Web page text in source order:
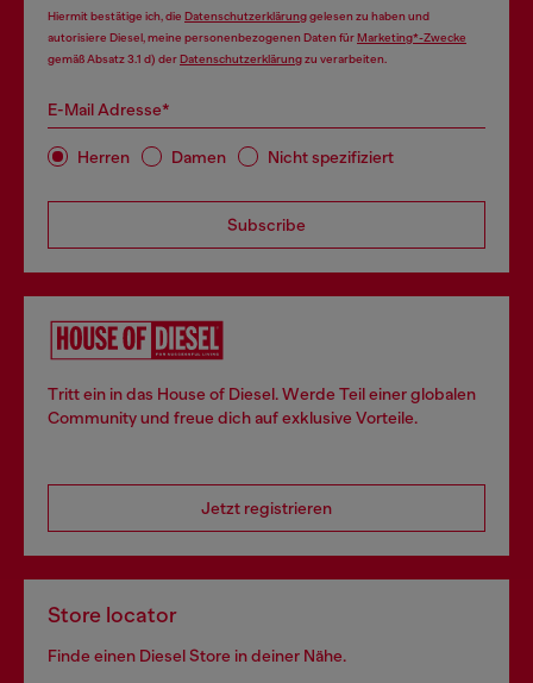
Hiermit bestätige ich, die Datenschutzerklärunggelesen zu haben und
autorisiere Diesel, meine personenbezogenen Daten fürMarketing*-Zwecke
gemäß Absatz 3.1 d) derDatenschutzerklärungzu verarbeiten.
E-Mail Adresse*
Herren Damen Nicht spezifiziert
Subscribe
Tritt ein in das House of Diesel. Werde Teil einer globalen
Community und freue dich auf exklusive Vorteile.
Jetzt registrieren
Store locator
Finde einen Diesel Store in deiner Nähe.